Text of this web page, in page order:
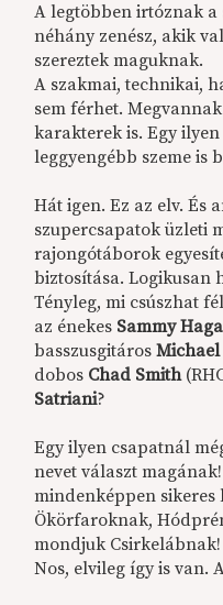
A legtöbben irtóznak
néhány zenész, akik
szereztek maguknak.
A szakmai, technikai,
sem férhet.
karakterek is. Egy
leggyengébb szeme is
Hát igen. Ez az elv. És
szupercsapatok üzleti
rajongótáborok
biztosítása. Logikusan
Tényleg, mi csúszhat
az énekes Sammy
basszusgitáros
dobos Chad Smith
Satriani?
Egy ilyen csapatnál
nevet választ
mindenképpen sikeres
Ökörfaroknak,
mondjuk Csirkelábnak!
Nos, elvileg így is van.